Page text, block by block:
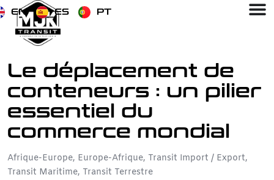
EN ES PT
Le déplacement de
conteneurs : un pilier
essentiel du
commerce mondial
Afrique-Europe, Europe-Afrique, Transit Import / Export,
Transit Maritime, Transit Terrestre